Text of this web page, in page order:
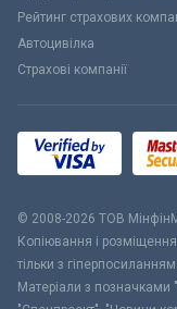
Рейтинг страхових
Автоцивілка
Страхові компанії
© 2008-2026 ТОВ
Копіювання і
тільки з
Матеріали з позначками